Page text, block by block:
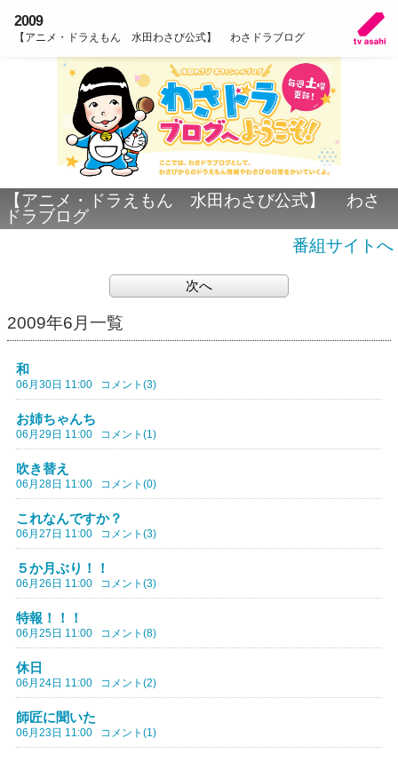
2009
【アニメ・ドラえもん 水田わさび公式】 わさドラブログ
【アニメ・ドラえもん 水田わさび公式】 わさ
ドラブログ
番組サイトへ
次へ
2009年6月一覧
和
06月30日 11:00 コメント(3)
お姉ちゃんち
06月29日 11:00 コメント(1)
吹き替え
06月28日 11:00 コメント(0)
これなんですか？
06月27日 11:00 コメント(3)
５か月ぶり！！
06月26日 11:00 コメント(3)
特報！！！
06月25日 11:00 コメント(8)
休日
06月24日 11:00 コメント(2)
師匠に聞いた
06月23日 11:00 コメント(1)